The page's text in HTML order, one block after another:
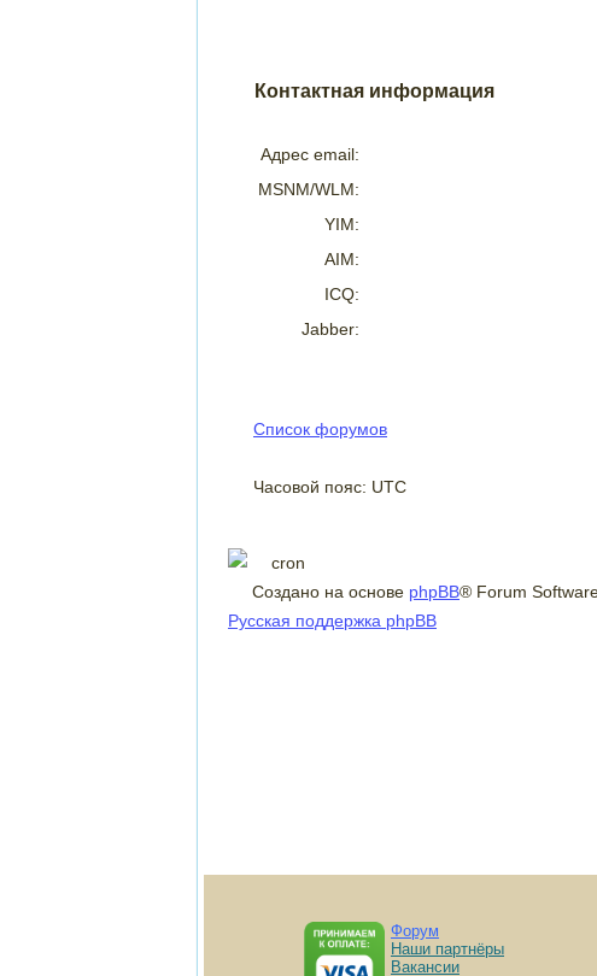
Контактная информация
Адрес email:
MSNM/WLM:
YIM:
AIM:
ICQ:
Jabber:
Список форумов
Часовой пояс: UTC
Создано на основе phpBB® Forum
Русская поддержка phpBB
Форум
Наши партнёры
Вакансии